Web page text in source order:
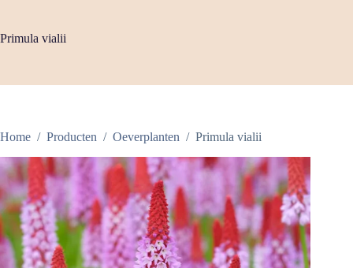
Primula vialii
Home / Producten / Oeverplanten / Primula vialii